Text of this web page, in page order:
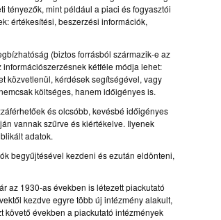
tényezők, mint például a piaci és fogyasztói
értékesítési, beszerzési információk,
(biztos forrásból származik-e az
kétféle módja lehet:
közvetlenül, kérdések segítségével, vagy
költséges, hanem időigényes is.
és olcsóbb, kevésbé időigényes
vannak szűrve és kiértékelve. Ilyenek
adatok.
begyűjtésével kezdeni és ezután eldönteni,
az 1930-as években is létezett piackutató
kezdve egyre több új intézmény alakult,
követő években a piackutató intézmények